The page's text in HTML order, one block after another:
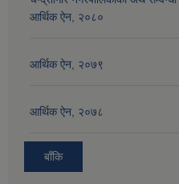
आर्थिक ऐन, २०८०
आर्थिक ऐन, २०७९
आर्थिक ऐन, २०७८
बाँकि